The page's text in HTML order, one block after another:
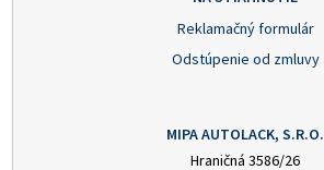
Reklamačný formulár
Odstúpenie od zmluvy
MIPA AUTOLACK, S.R.O.
Hraničná 3586/26